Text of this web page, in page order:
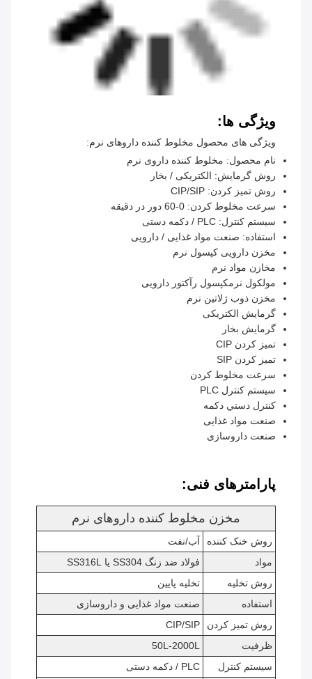
ویژگی ها:
ویژگی های محصول مخلوط کننده داروهای نرم:
نام محصول: مخلوط کننده داروی نرم
روش گرمایش: الکتریکی / بخار
روش تمیز کردن: CIP/SIP
سرعت مخلوط کردن: 0-60 دور در دقیقه
سیستم کنترل: PLC / دکمه دستی
استفاده: صنعت مواد غذایی / دارویی
مخزن دارویی کپسول نرم
مخازن مواد نرم
مولکول نرمکپسول رآکتور دارویی
مخزن ذوب ژلاتین نرم
گرمایش الکتریکی
گرمایش بخار
تمیز کردن CIP
تمیز کردن SIP
سرعت مخلوط کردن
سیستم کنترل PLC
کنترل دستي دکمه
صنعت مواد غذایی
صنعت داروسازی
پارامترهای فنی:
مخزن مخلوط کننده داروهای نرم
روش خنک کننده
آب/نفت
مواد
فولاد ضد زنگ SS304 یا SS316L
روش تخلیه
تخلیه پایین
استفاده
صنعت مواد غذایی و داروسازی
روش تمیز کردن
CIP/SIP
ظرفیت
50L-2000L
سیستم کنترل
PLC / دکمه دستی